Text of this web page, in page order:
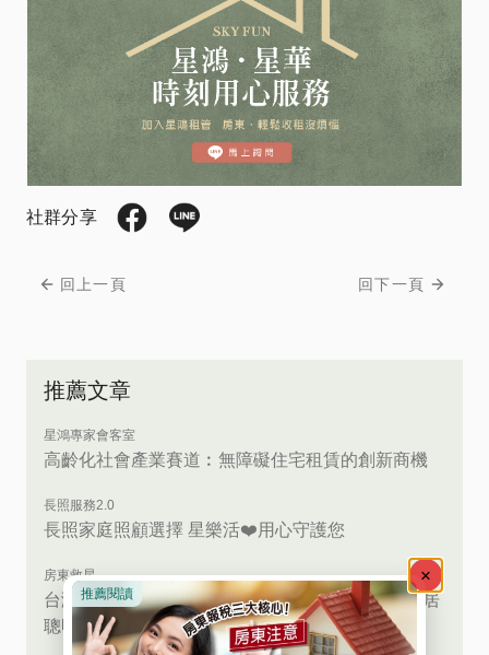
社群分享
回上一頁 回下一頁
推薦文章
星鴻專家會客室
高齡化社會產業賽道︰無障礙住宅租賃的創新商機
長照服務2.0
長照家庭照顧選擇 星樂活❤️用心守護您
房東救星
台灣高齡社會來臨！房東必看：包租代管X高齡換居
聰明退休新策略